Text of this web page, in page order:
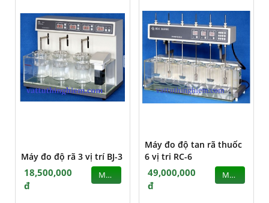
Máy đo độ rã 3 vị trí BJ-3
18,500,000
đ
MUA
Máy đo độ tan rã thuốc
6 vị tri RC-6
49,000,000
đ
MUA